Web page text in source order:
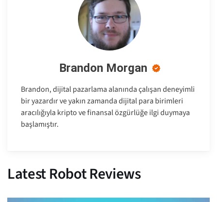
Brandon Morgan
Brandon, dijital pazarlama alanında çalışan deneyimli
bir yazardır ve yakın zamanda dijital para birimleri
aracılığıyla kripto ve finansal özgürlüğe ilgi duymaya
başlamıştır.
Latest Robot Reviews